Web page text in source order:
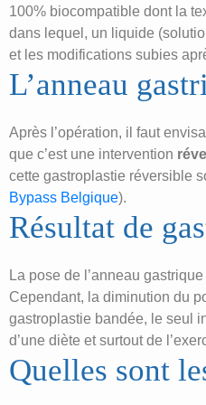
100% biocompatible dont la
dans lequel, un liquide
et les modifications subies
L’anneau
Après l’opération, il faut
que c’est une intervention
cette gastroplastie réversible
Bypass Belgique).
Résultat de
La pose de l’anneau
Cependant, la diminution du
gastroplastie bandée, le seul
d’une diète et surtout de
Quelles sont